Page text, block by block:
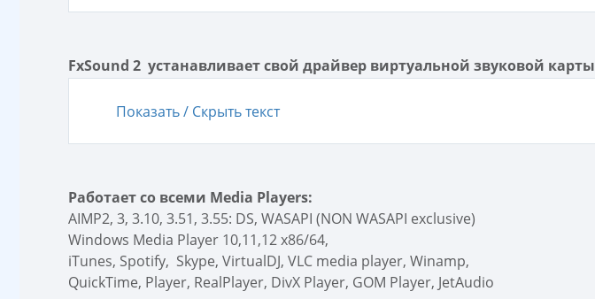
FxSound 2 устанавливает свой драйвер виртуальной звуковой карты
Показать / Скрыть текст
Работает со всеми Media Players:
AIMP2, 3, 3.10, 3.51, 3.55: DS, WASAPI (NON WASAPI exclusive)
Windows Media Player 10,11,12 x86/64,
iTunes, Spotify, Skype, VirtualDJ, VLC media player, Winamp,
QuickTime, Player, RealPlayer, DivX Player, GOM Player, JetAudio